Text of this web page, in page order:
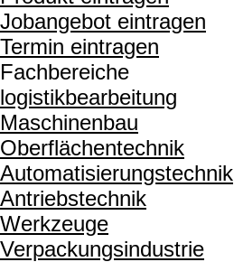
Jobangebot eintragen
Termin eintragen
Fachbereiche
logistikbearbeitung
Maschinenbau
Oberflächentechnik
Automatisierungstechnik
Antriebstechnik
Werkzeuge
Verpackungsindustrie